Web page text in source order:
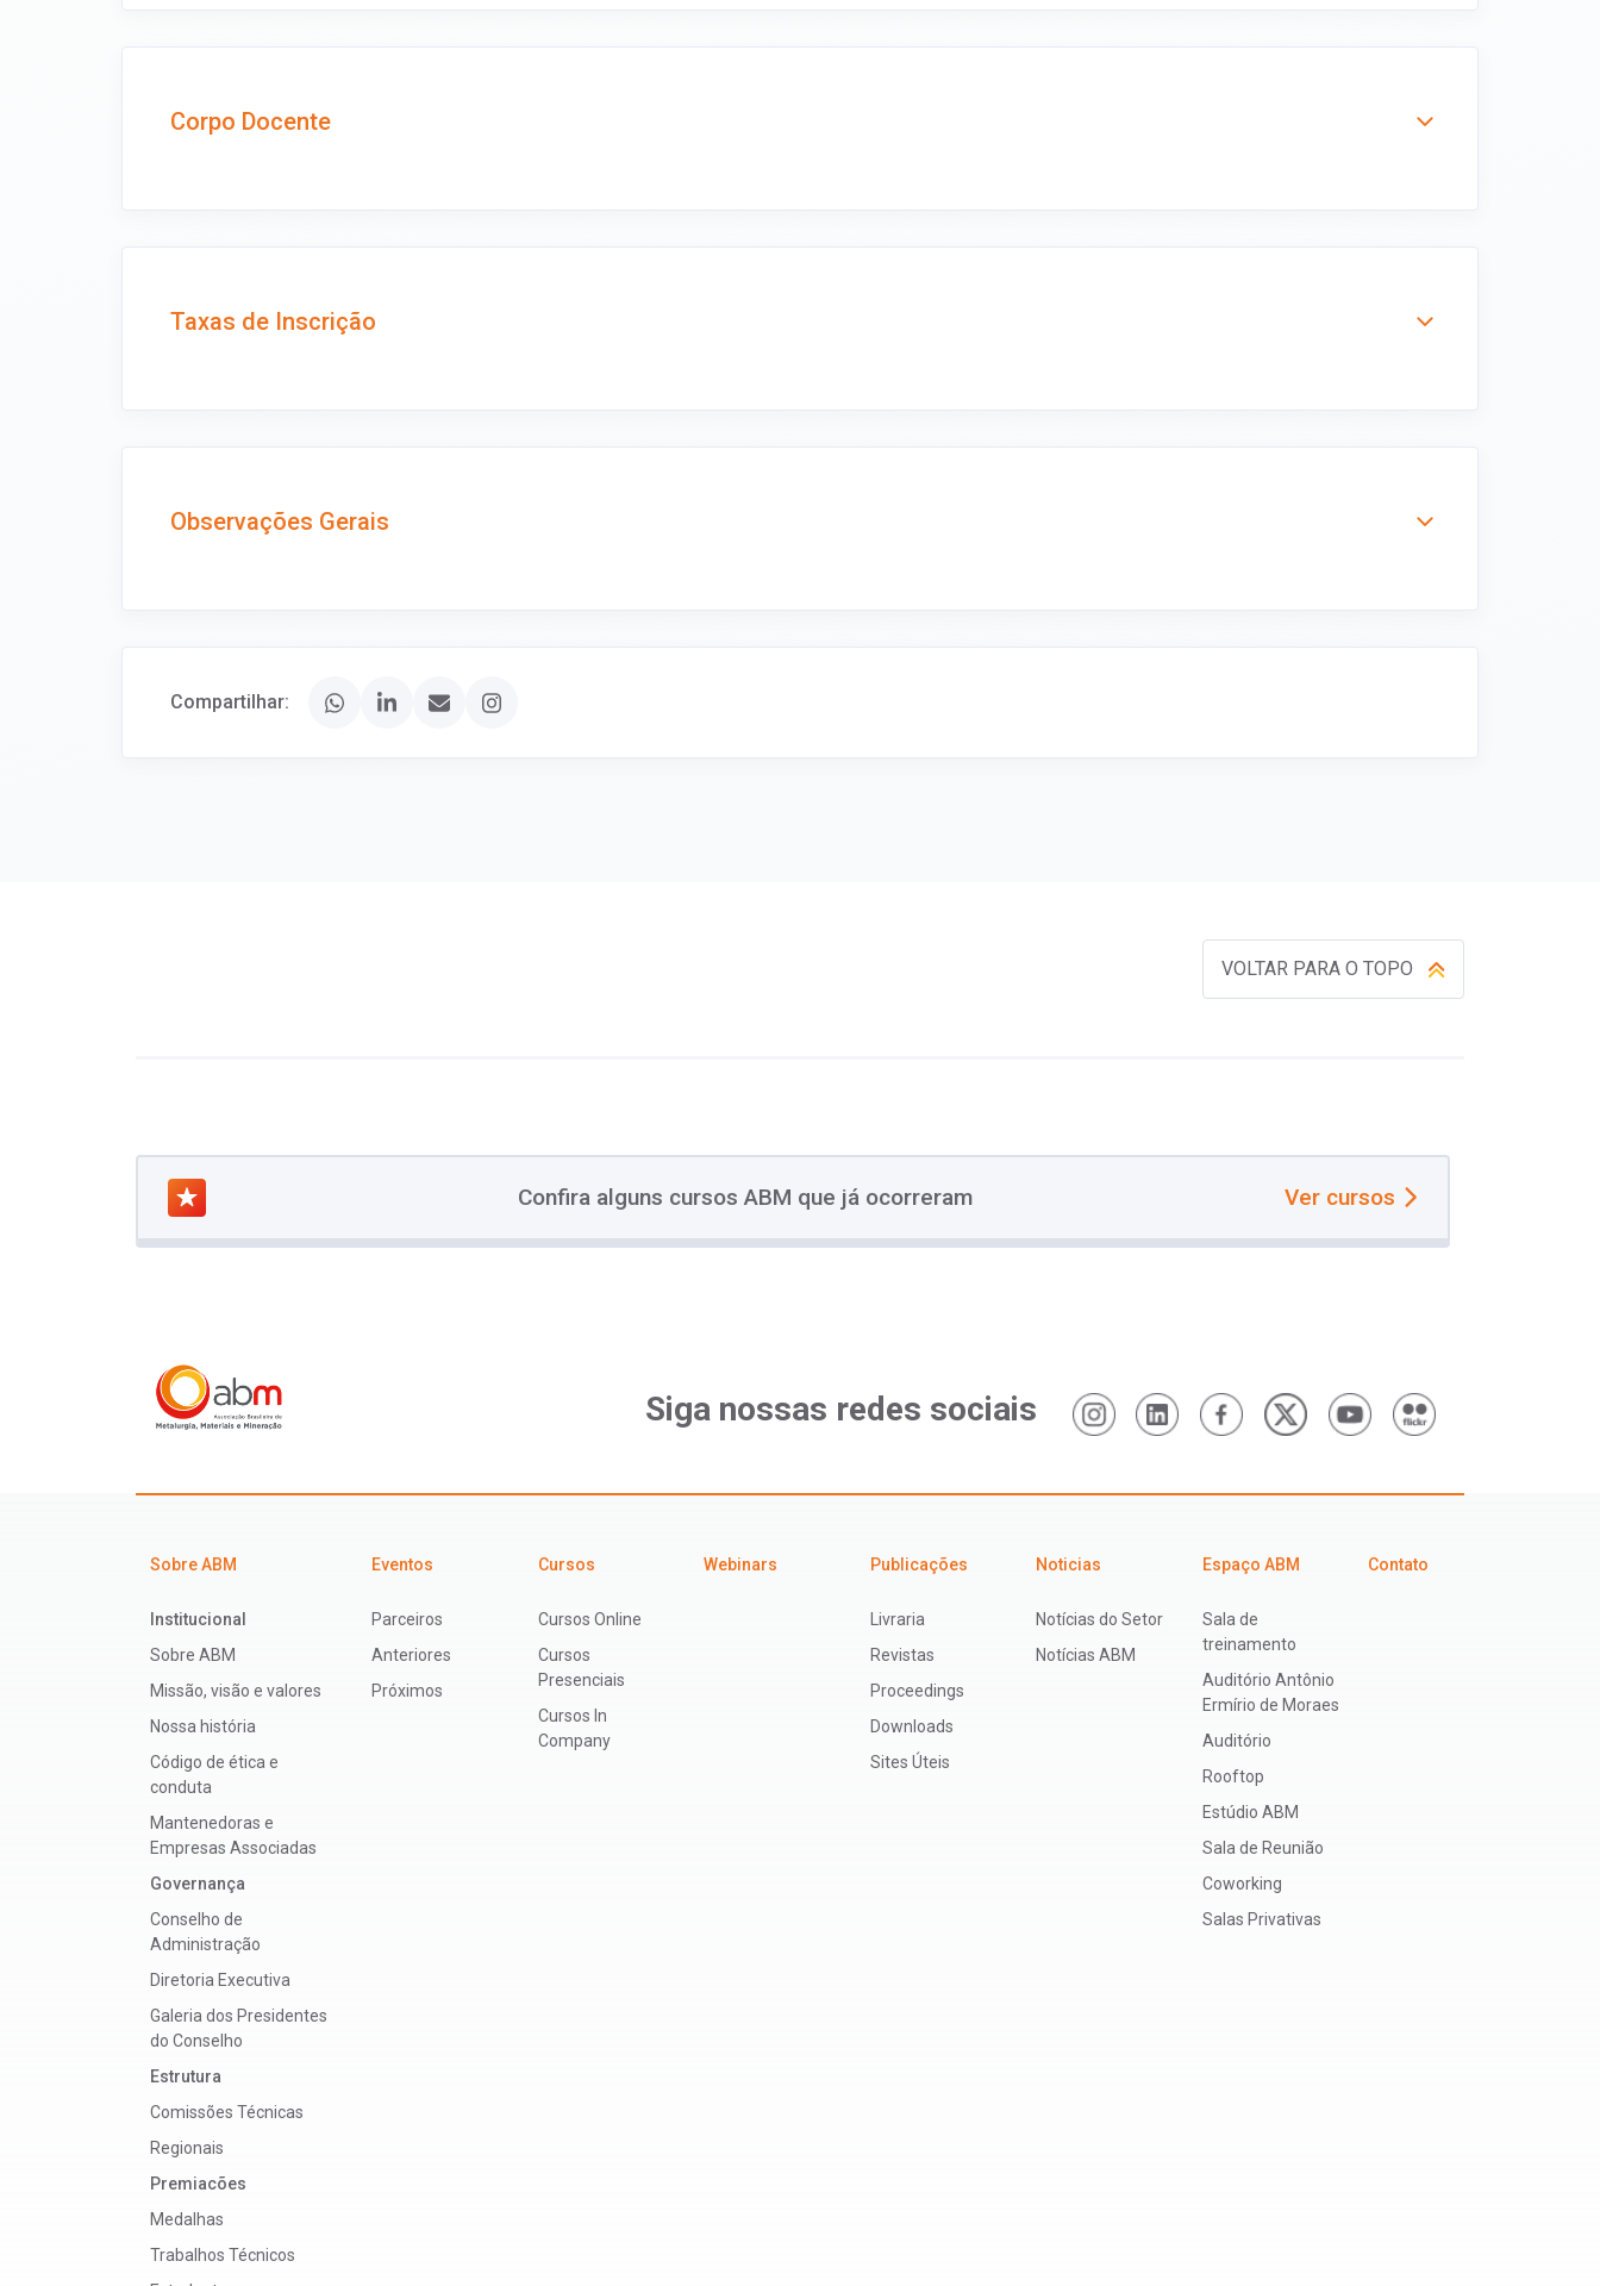
Corpo Docente
Taxas de Inscrição
Observações Gerais
Compartilhar:
VOLTAR PARA O TOPO
Confira alguns cursos ABM que já ocorreram Ver cursos
Siga nossas redes sociais
Sobre ABM
Institucional
Sobre ABM
Missão, visão e valores
Nossa história
Código de ética e
conduta
Mantenedoras e
Empresas Associadas
Governança
Conselho de
Administração
Diretoria Executiva
Galeria dos Presidentes
do Conselho
Estrutura
Comissões Técnicas
Regionais
Premiacões
Medalhas
Trabalhos Técnicos
Eventos
Parceiros
Anteriores
Próximos
Cursos
Cursos Online
Cursos
Presenciais
Cursos In
Company
Webinars Publicações
Livraria
Revistas
Proceedings
Downloads
Sites Úteis
Noticias
Notícias do Setor
Notícias ABM
Espaço ABM
Sala de
treinamento
Auditório Antônio
Ermírio de Moraes
Auditório
Rooftop
Estúdio ABM
Sala de Reunião
Coworking
Salas Privativas
Contato